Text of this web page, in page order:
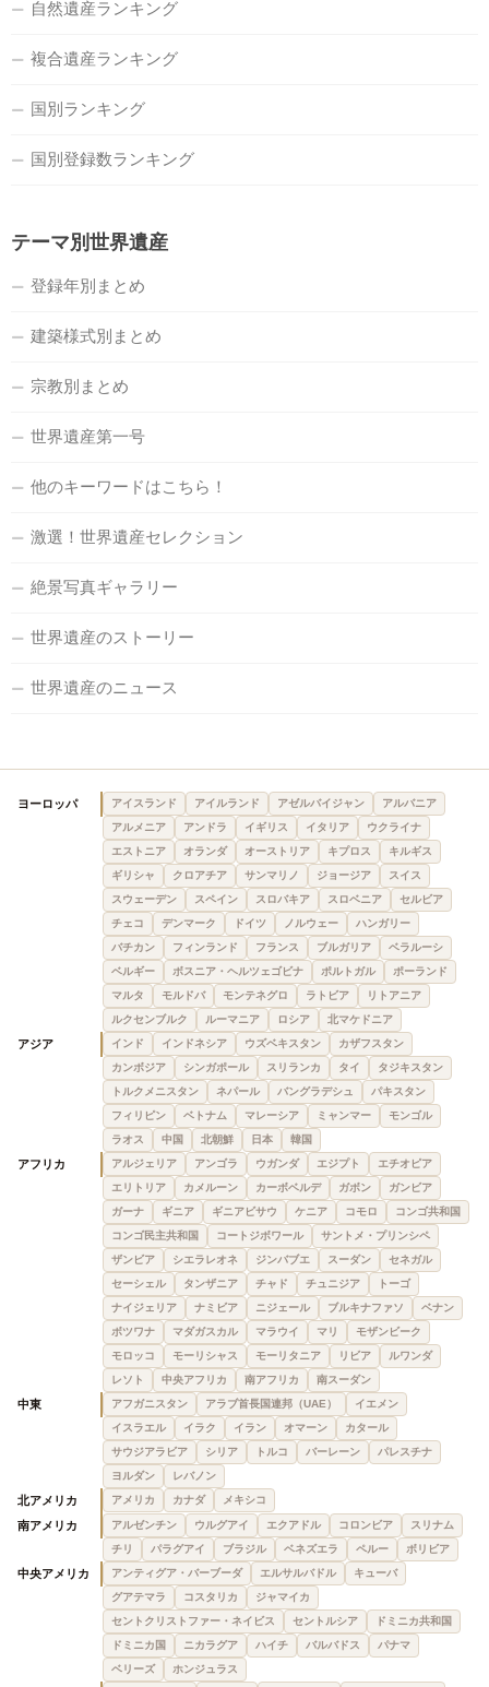
自然遺産ランキング
複合遺産ランキング
国別ランキング
国別登録数ランキング
テーマ別世界遺産
登録年別まとめ
建築様式別まとめ
宗教別まとめ
世界遺産第一号
他のキーワードはこちら！
激選！世界遺産セレクション
絶景写真ギャラリー
世界遺産のストーリー
世界遺産のニュース
ヨーロッパ アイスランド アイルランド アゼルバイジャン
アルバニア
アルメニア
アンドラ イギリス イタリア
ウクライナ
エストニア
オランダ オーストリア キプロス
キルギス
ギリシャ
クロアチア サンマリノ ジョージア
スイス
スウェーデン
スペイン スロバキア スロベニア
セルビア
チェコ
デンマーク ドイツ ノルウェー
ハンガリー
バチカン
フィンランド フランス ブルガリア
ベラルーシ
ベルギー
ボスニア・ヘルツェゴビナ ポルトガル
ポーランド
マルタ
モルドバ モンテネグロ ラトビア
リトアニア
ルクセンブルク
ルーマニア ロシア 北マケドニア
アジア インド インドネシア ウズベキスタン
カザフスタン
カンボジア
シンガポール スリランカ タイ
タジキスタン
トルクメニスタン
ネパール バングラデシュ
パキスタン
フィリピン
ベトナム マレーシア ミャンマー
モンゴル
ラオス
中国 北朝鮮 日本 韓国
アフリカ アルジェリア アンゴラ ウガンダ エジプト
エチオピア
エリトリア
カメルーン カーボベルデ ガボン
ガンビア
ガーナ
ギニア ギニアビサウ ケニア コモロ
コンゴ共和国
コンゴ民主共和国
コートジボワール
サントメ・プリンシペ
ザンビア
シエラレオネ ジンバブエ スーダン
セネガル
セーシェル
タンザニア チャド チュニジア
トーゴ
ナイジェリア
ナミビア ニジェール ブルキナファソ
ベナン
ボツワナ
マダガスカル マラウイ マリ
モザンビーク
モロッコ
モーリシャス モーリタニア リビア
ルワンダ
レソト
中央アフリカ 南アフリカ 南スーダン
中東 アフガニスタン アラブ首長国連邦（UAE）
イエメン
イスラエル
イラク イラン オマーン
カタール
サウジアラビア
シリア トルコ バーレーン
パレスチナ
ヨルダン
レバノン
北アメリカ アメリカ カナダ メキシコ
南アメリカ アルゼンチン ウルグアイ エクアドル コロンビア
スリナム
チリ
パラグアイ ブラジル ベネズエラ ペルー ボリビア
中央アメリカ アンティグア・バーブーダ エルサルバドル
キューバ
グアテマラ
コスタリカ
ジャマイカ
セントクリストファー・ネイビス
セントルシア
ドミニカ共和国
ドミニカ国
ニカラグア ハイチ バルバドス
パナマ
ベリーズ
ホンジュラス